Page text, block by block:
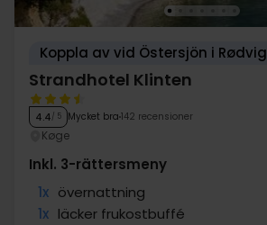
Koppla av vid Östersjön i Rødvig
Strandhotel Klinten
4.4/ 5 Mycket bra 142 recensioner
Køge
Inkl. 3-rättersmeny
1x övernattning
1x läcker frukostbuffé